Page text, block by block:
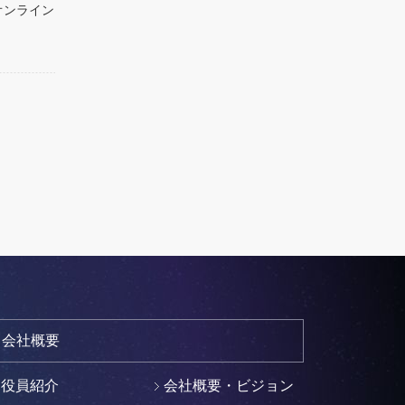
ライン
会社概要
役員紹介 会社概要・ビジョン